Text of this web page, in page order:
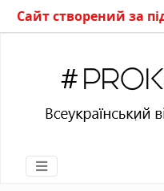
Сайт створений за